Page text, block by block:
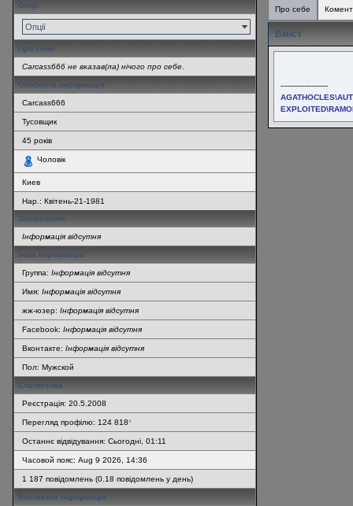
Опції
Опції
Про себе
Carcass666 не вказав(ла) нічого про себе.
Особиста інформація
Carcass666
Тусовщик
45 років
Чоловік
Киев
Нар.: Квітень-21-1981
Захоплення
Інформація відсутня
Інша інформація
Группа: Інформація відсутня
Имя: Інформація відсутня
жж-юзер: Інформація відсутня
Facebook: Інформація відсутня
Вконтакте: Інформація відсутня
Пол: Мужской
Статистика
Реєстрація: 20.5.2008
Перегляд профілю: 124 818*
Останнє відвідування: Сьогодні, 01:11
Часовой пояс: Aug 9 2026, 14:36
1 187 повідомлень (0.18 повідомлень у день)
Контактна інформація
Про себе
Вміст
--------------------